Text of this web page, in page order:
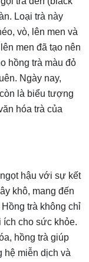
Loại trà này
vò, lên men và
men đã tạo nên
hồng trà màu đỏ
Ngày nay,
là biểu tượng
hóa trà của
hậu với sự kết
khô, mang đến
trà không chỉ
cho sức khỏe.
hồng trà giúp
hệ miễn dịch và